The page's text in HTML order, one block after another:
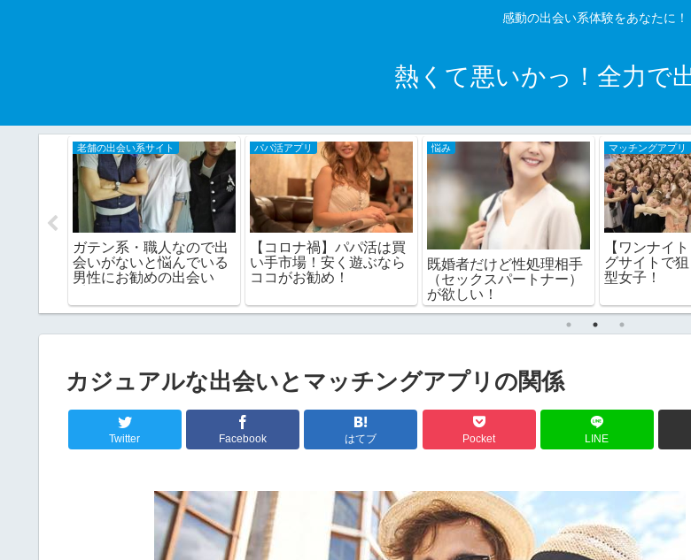
感動の出会い系体験をあなたに！
熱くて悪いかっ！全力で
老舗の出会い系サイト
ガテン系・職人なので出
会いがないと悩んでいる
男性にお勧めの出会い
パパ活アプリ
【コロナ禍】パパ活は買
い手市場！安く遊ぶなら
ココがお勧め！
悩み
既婚者だけど性処理相手
（セックスパートナー）
が欲しい！
マッチングアプリ
【ワンナイ
グサイトで
型女子！
カジュアルな出会いとマッチングアプリの関係
Twitter Facebook はてブ Pocket LINE